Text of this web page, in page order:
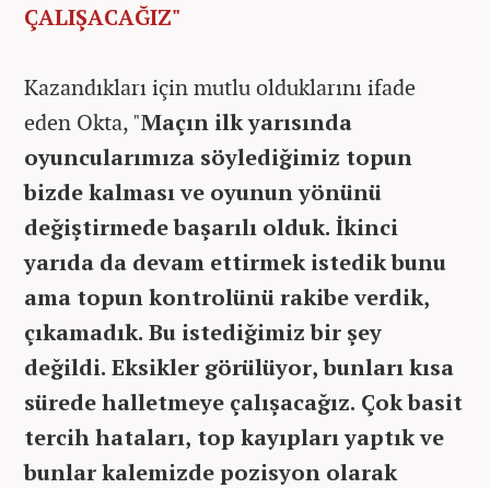
ÇALIŞACAĞIZ"
Kazandıkları için mutlu olduklarını ifade
eden Okta, "Maçın ilk yarısında
oyuncularımıza söylediğimiz topun
bizde kalması ve oyunun yönünü
değiştirmede başarılı olduk. İkinci
yarıda da devam ettirmek istedik bunu
ama topun kontrolünü rakibe verdik,
çıkamadık. Bu istediğimiz bir şey
değildi. Eksikler görülüyor, bunları kısa
sürede halletmeye çalışacağız. Çok basit
tercih hataları, top kayıpları yaptık ve
bunlar kalemizde pozisyon olarak